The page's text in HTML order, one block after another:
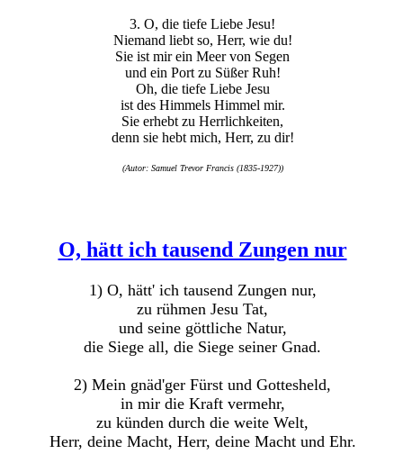
3. O, die tiefe Liebe Jesu!
Niemand liebt so, Herr, wie du!
Sie ist mir ein Meer von Segen
und ein Port zu Süßer Ruh!
Oh, die tiefe Liebe Jesu
ist des Himmels Himmel mir.
Sie erhebt zu Herrlichkeiten,
denn sie hebt mich, Herr, zu dir!
(Autor: Samuel Trevor Francis (1835-1927))
O, hätt ich tausend Zungen nur
1) O, hätt' ich tausend Zungen nur,
zu rühmen Jesu Tat,
und seine göttliche Natur,
die Siege all, die Siege seiner Gnad.
2) Mein gnäd'ger Fürst und Gottesheld,
in mir die Kraft vermehr,
zu künden durch die weite Welt,
Herr, deine Macht, Herr, deine Macht und Ehr.